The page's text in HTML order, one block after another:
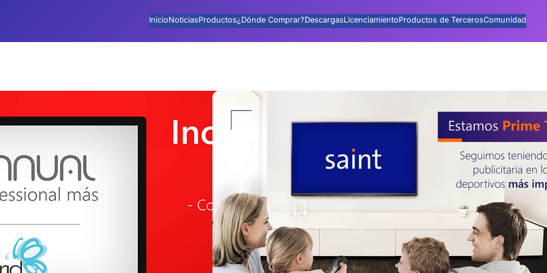
InicioNoticiasProductos¿Dónde Comprar?DescargasLicenciamientoProductos de TercerosComunidad